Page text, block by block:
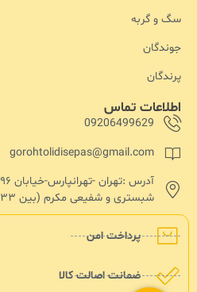
پرداخت امن
ضمانت اصالت کالا
اطلاعات تماس
09206499629
gorohtolidisepas@gmail.com
شبستری و شفیعی مکرم (بین ۱۳۳ و۱۳۵)پلاک ۱۸۲
سگ و گربه
جوندگان
پرندگان